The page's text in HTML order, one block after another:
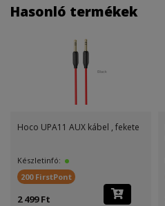
Hasonló termékek
Hoco UPA11 AUX kábel , fekete
Készletinfó:
200 FirstPont
2 499 Ft